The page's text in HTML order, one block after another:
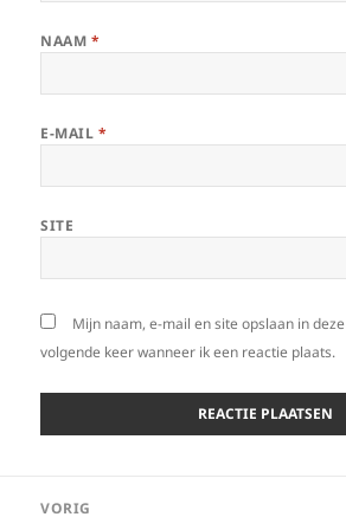
NAAM *
E-MAIL *
SITE
Mijn naam, e-mail en site opslaan in
volgende keer wanneer ik een reactie plaats.
VORIG